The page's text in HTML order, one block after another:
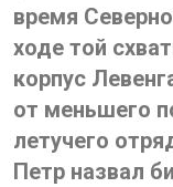
время
ходе той
корпус
от меньшего
летучего
Петр назвал